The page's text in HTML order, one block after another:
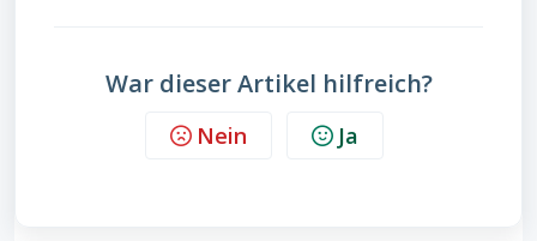
War dieser Artikel hilfreich?
Nein Ja